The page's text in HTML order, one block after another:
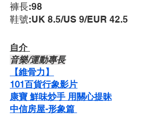
褲長:98
鞋號:UK 8.5/US 9/EUR 42.5
自介 ​
音樂/運動專長
【維骨力】
101百貨行象影片
康寶 鮮味炒手 用關心提昧
中信房屋-形象篇